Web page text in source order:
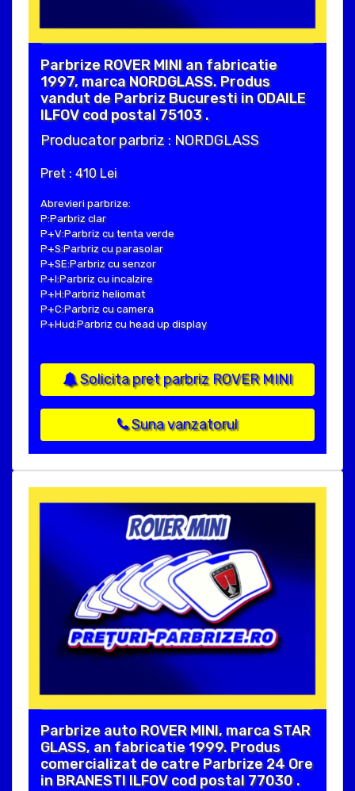
Parbrize ROVER MINI an fabricatie
1997, marca NORDGLASS. Produs
vandut de Parbriz Bucuresti in ODAILE
ILFOV cod postal 75103 .
Producator parbriz : NORDGLASS
Pret : 410 Lei
Abrevieri parbrize:
P:Parbriz clar
P+V:Parbriz cu tenta verde
P+S:Parbriz cu parasolar
P+SE:Parbriz cu senzor
P+I:Parbriz cu incalzire
P+H:Parbriz heliomat
P+C:Parbriz cu camera
P+Hud:Parbriz cu head up display
Solicita pret parbriz ROVER MINI
Suna vanzatorul
Parbrize auto ROVER MINI, marca STAR
GLASS, an fabricatie 1999. Produs
comercializat de catre Parbrize 24 Ore
in BRANESTI ILFOV cod postal 77030 .